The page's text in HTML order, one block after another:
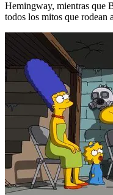
Hemingway, mientras que
todos los mitos que rodean